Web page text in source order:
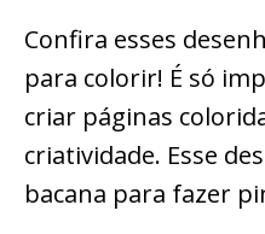
Confira esses
para colorir! É só
criar páginas
criatividade. Esse
bacana para fazer